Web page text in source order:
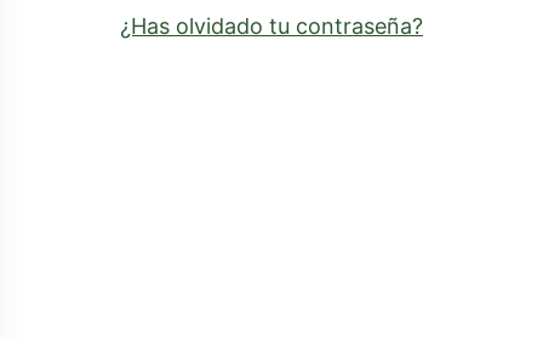
externo)
¿Has olvidado tu contraseña?